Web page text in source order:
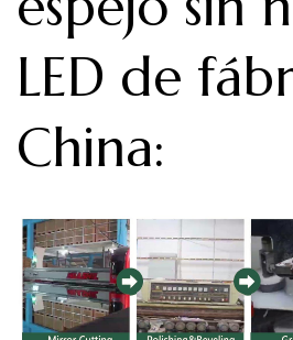
LED de
China: